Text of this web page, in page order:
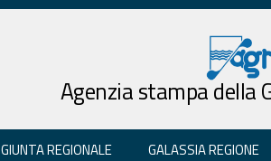
Agenzia stampa della
GIUNTA REGIONALE GALASSIA REGIONE